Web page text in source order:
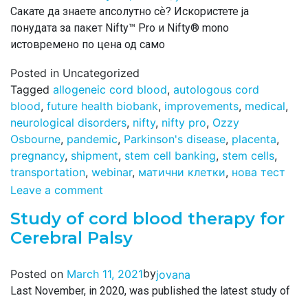
Сакате да знаете апсолутно сѐ? Искористете ја
понудата за пакет Nifty™ Pro и Nifty® mono
истовремено по цена од само
Posted in Uncategorized
Tagged allogeneic cord blood, autologous cord
blood, future health biobank, improvements, medical,
neurological disorders, nifty, nifty pro, Ozzy
Osbourne, pandemic, Parkinson's disease, placenta,
pregnancy, shipment, stem cell banking, stem cells,
transportation, webinar, матични клетки, нова тест
Leave a comment
Study of cord blood therapy for
Cerebral Palsy
Posted on March 11, 2021byjovana
Last November, in 2020, was published the latest study of